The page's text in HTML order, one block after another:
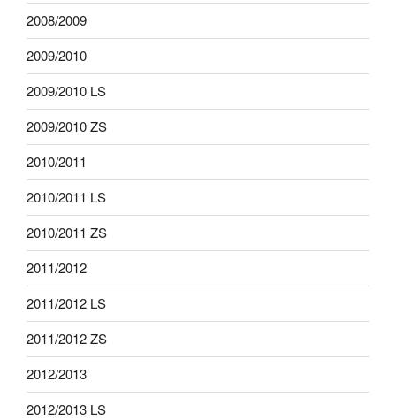
2008/2009
2009/2010
2009/2010 LS
2009/2010 ZS
2010/2011
2010/2011 LS
2010/2011 ZS
2011/2012
2011/2012 LS
2011/2012 ZS
2012/2013
2012/2013 LS